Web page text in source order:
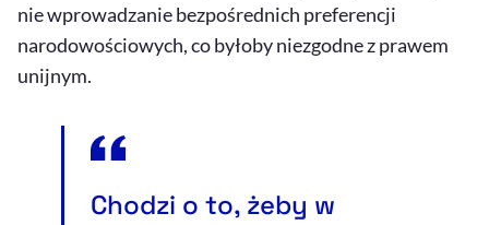
nie wprowadzanie bezpośrednich preferencji
narodowościowych, co byłoby niezgodne z prawem
unijnym.
Chodzi o to, żeby w